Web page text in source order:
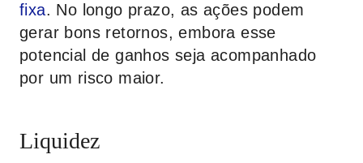
fixa. No longo prazo, as ações podem
gerar bons retornos, embora esse
potencial de ganhos seja acompanhado
por um risco maior.
Liquidez